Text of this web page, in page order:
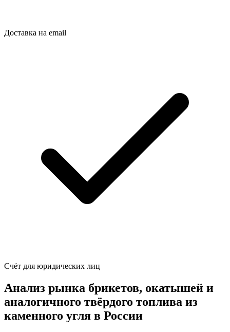
Доставка на email
Счёт для юридических лиц
Анализ рынка брикетов, окатышей и
аналогичного твёрдого топлива из
каменного угля в России